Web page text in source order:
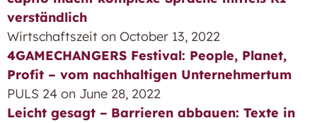
verständlich
Wirtschaftszeit on October 13, 2022
4GAMECHANGERS Festival: People, Planet,
Profit – vom nachhaltigen Unternehmertum
PULS 24 on June 28, 2022
Leicht gesagt – Barrieren abbauen: Texte in